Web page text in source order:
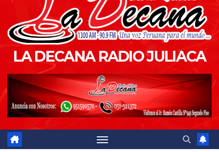
LA DECANA RADIO JULIACA